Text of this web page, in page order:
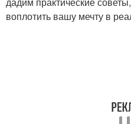
воплотить вашу мечту в